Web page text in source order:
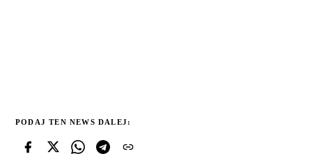
PODAJ TEN NEWS DALEJ: